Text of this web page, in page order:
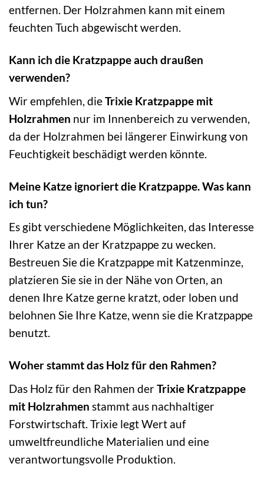
entfernen. Der Holzrahmen kann mit einem
feuchten Tuch abgewischt werden.
Kann ich die Kratzpappe auch draußen
verwenden?
Wir empfehlen, dieTrixie Kratzpappe mit
Holzrahmen nur im Innenbereich zu verwenden,
da der Holzrahmen bei längerer Einwirkung von
Feuchtigkeit beschädigt werden könnte.
Meine Katze ignoriert die Kratzpappe. Was kann
ich tun?
Es gibt verschiedene Möglichkeiten, das Interesse
Ihrer Katze an der Kratzpappe zu wecken.
Bestreuen Sie die Kratzpappe mit Katzenminze,
platzieren Sie sie in der Nähe von Orten, an
denen Ihre Katze gerne kratzt, oder loben und
belohnen Sie Ihre Katze, wenn sie die Kratzpappe
benutzt.
Woher stammt das Holz für den Rahmen?
Das Holz für den Rahmen derTrixie Kratzpappe
mit Holzrahmen stammt aus nachhaltiger
Forstwirtschaft. Trixie legt Wert auf
umweltfreundliche Materialien und eine
verantwortungsvolle Produktion.